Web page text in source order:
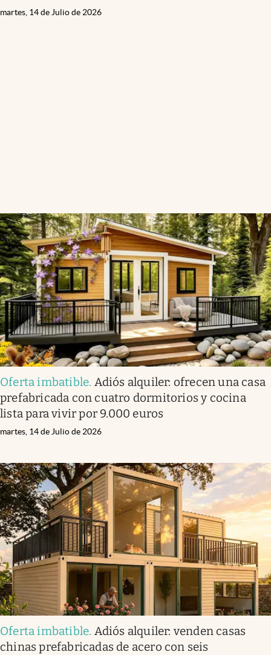
martes, 14 de Julio de 2026
Oferta imbatible. Adiós alquiler: ofrecen una casa
prefabricada con cuatro dormitorios y cocina
lista para vivir por 9.000 euros
martes, 14 de Julio de 2026
Oferta imbatible. Adiós alquiler: venden casas
chinas prefabricadas de acero con seis